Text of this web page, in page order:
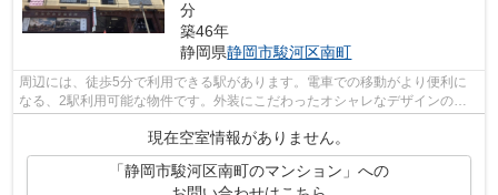
分
築46年
静岡県静岡市駿河区南町
周辺には、徒歩5分で利用できる駅があります。電車での移動がより便利に
なる、2駅利用可能な物件です。外装にこだわったオシャレなデザインのマ
現在空室情報がありません。
「静岡市駿河区南町のマンション」への